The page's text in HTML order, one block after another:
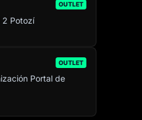
OUTLET
2 Potozí
OUTLET
Portal de